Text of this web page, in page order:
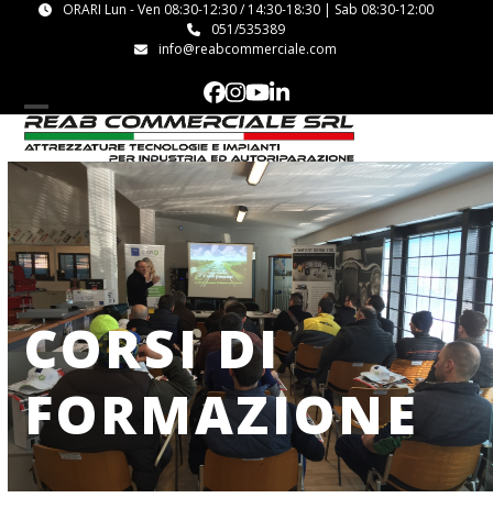
ORARI Lun - Ven 08:30-12:30 / 14:30-18:30 | Sab 08:30-12:00
051/535389
info@reabcommerciale.com
Facebook
Instagram
YouTube
LinkedIn
Open
mobile
menu
Close
mobile
menu
CORSI DI
FORMAZIONE